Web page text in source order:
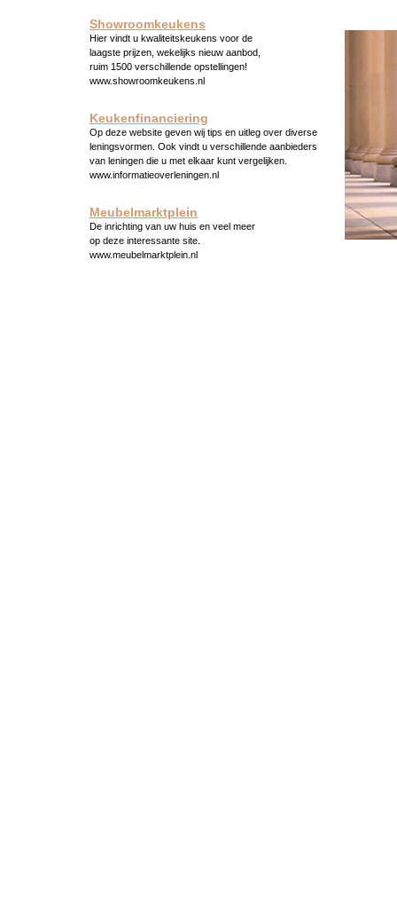
Showroomkeukens
Hier vindt u kwaliteitskeukens voor de
laagste prijzen, wekelijks nieuw aanbod,
ruim 1500 verschillende opstellingen!
www.showroomkeukens.nl
Keukenfinanciering
Op deze website geven wij tips en uitleg over diverse
leningsvormen. Ook vindt u verschillende aanbieders
van leningen die u met elkaar kunt vergelijken.
www.informatieoverleningen.nl
Meubelmarktplein
De inrichting van uw huis en veel meer
op deze interessante site.
www.meubelmarktplein.nl